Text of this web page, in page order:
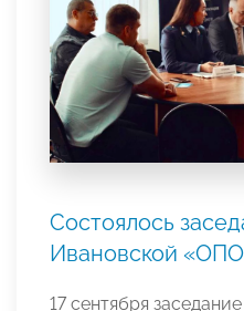
Состоялось
Ивановской
17 сентября